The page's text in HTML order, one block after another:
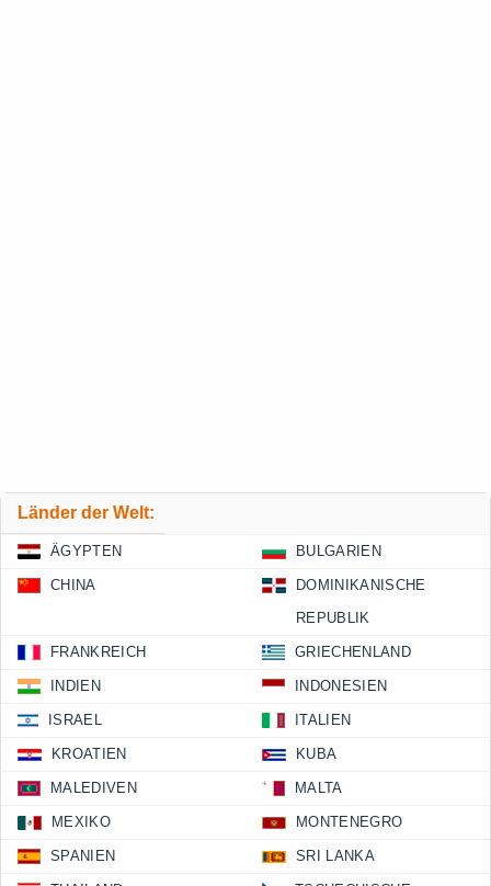
Länder der Welt:
ÄGYPTEN BULGARIEN
CHINA
DOMINIKANISCHE
REPUBLIK
FRANKREICH GRIECHENLAND
INDIEN INDONESIEN
ISRAEL ITALIEN
KROATIEN KUBA
MALEDIVEN MALTA
MEXIKO MONTENEGRO
SPANIEN SRI LANKA